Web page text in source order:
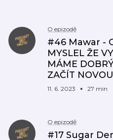
O epizodě
#46 Mawar -
MYSLEL ŽE
MÁME
ZAČÍT
11. 6. 2023 27 min
O epizodě
#17 Sugar